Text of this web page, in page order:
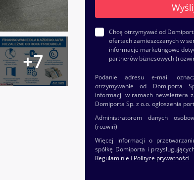
Chcę otrzymywać od
ofertach zamieszczanych w
informacje marketingowe
partnerów biznesowych
Podanie adresu e-mail
otrzymywanie od Domiporta
informacji w ramach newslettera
Domiporta Sp. z o.o. ogłoszenia
Administratorem danych
(rozwiń)
Więcej informacji o
spółkę Domiporta i
Regulaminie i Polityce prywatności